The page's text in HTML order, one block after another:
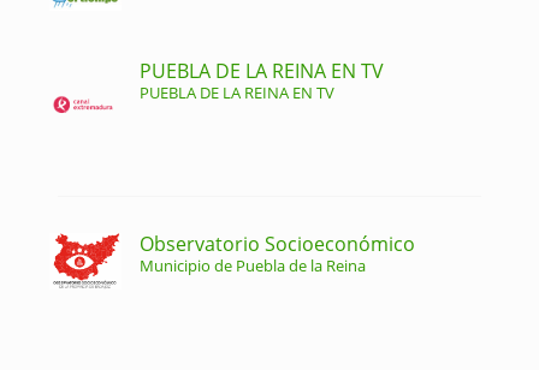
PUEBLA DE LA REINA EN TV
PUEBLA DE LA REINA EN TV
Observatorio Socioeconómico
Municipio de Puebla de la Reina